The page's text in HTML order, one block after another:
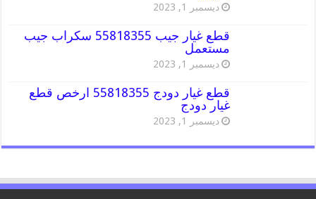
ديسمبر 1, 2023
قطع غيار جيب 55818355 سكراب جيب
مستعمل
ديسمبر 1, 2023
قطع غيار دودج 55818355 ارخص قطع
غيار دودج
ديسمبر 1, 2023